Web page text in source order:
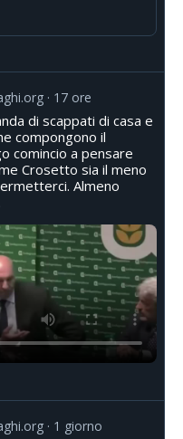
17 ore
di scappati di casa e
compongono il
comincio a pensare
Crosetto sia il meno
Almeno
1 giorno